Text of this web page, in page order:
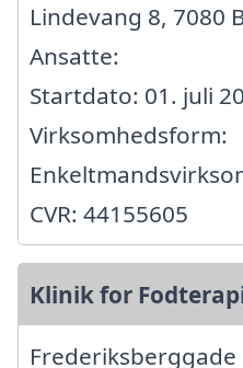
Lindevang 8, 7080
Ansatte:
Startdato: 01. juli
Virksomhedsform:
CVR: 44155605
Klinik for
Frederiksberggade